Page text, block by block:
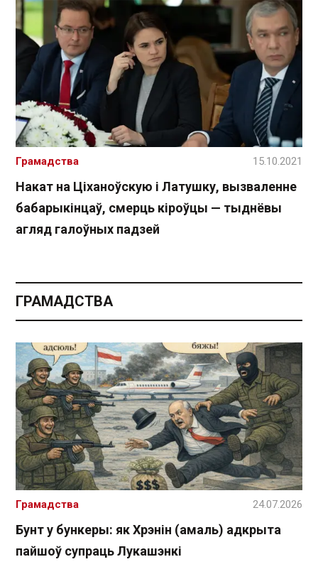
Накат на Ціханоўскую і Латушку, вызваленне
бабарыкінцаў, смерць кіроўцы — тыднёвы
агляд галоўных падзей
Грамадства 15.10.2021
ГРАМАДСТВА
Бунт у бункеры: як Хрэнін (амаль) адкрыта
пайшоў супраць Лукашэнкі
Грамадства 24.07.2026